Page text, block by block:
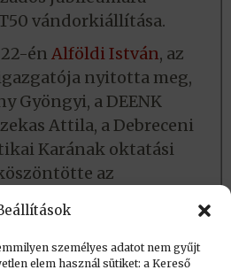
személyes adatot nem gyűjt
elem használ sütiket: a Kereső
vándorkiállítása.
én Alföldi István, az
nyitotta meg,
Gyöngyi, a DEENK
Attila, a Debreceni
Karának oktatási
az